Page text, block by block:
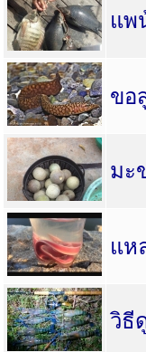
แพ
ขอ
มะ
แห
วิธี